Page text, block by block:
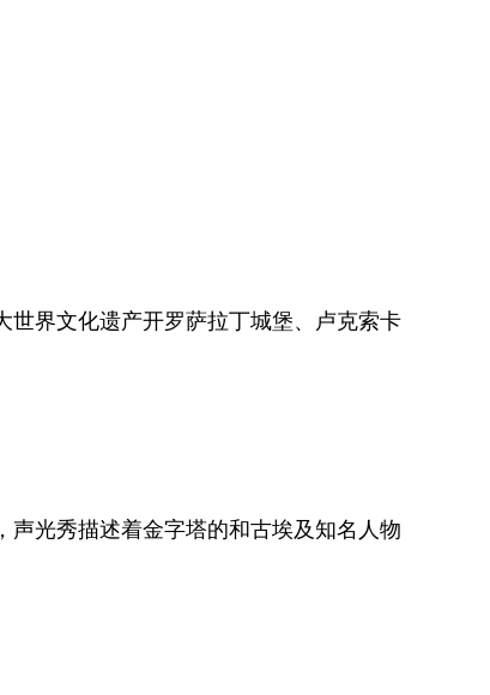
世界文化遗产开罗萨拉丁城堡、卢克索卡
光秀描述着金字塔的和古埃及知名人物